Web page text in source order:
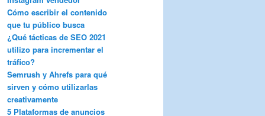
Cómo escribir el contenido
que tu público busca
¿Qué tácticas de SEO 2021
utilizo para incrementar el
tráfico?
Semrush y Ahrefs para qué
sirven y cómo utilizarlas
creativamente
5 Plataformas de anuncios